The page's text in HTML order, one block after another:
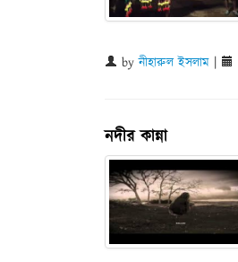
byনীহারুল ইসলাম
নদীর কান্না